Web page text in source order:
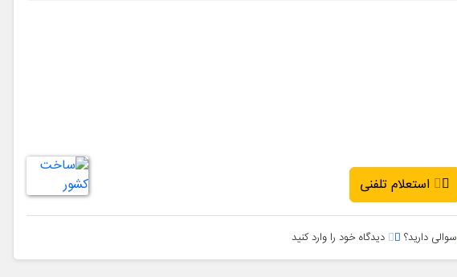
استعلام تلفنی
سوالی دارید؟ دیدگاه خود را وارد کنید